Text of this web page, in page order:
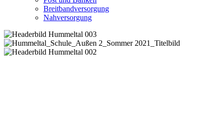
Breitbandversorgung
Nahversorgung